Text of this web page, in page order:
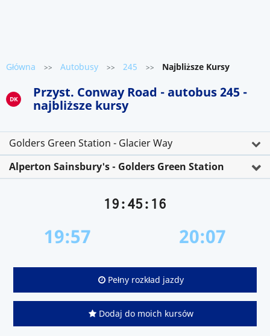
Główna >> Autobusy >> 245 >> Najbliższe Kursy
DK
Przyst. Conway Road - autobus 245 -
najbliższe kursy
Golders Green Station - Glacier Way
Alperton Sainsbury's - Golders Green Station
19:45:16
19:57 20:07
Pełny rozkład jazdy
Dodaj do moich kursów